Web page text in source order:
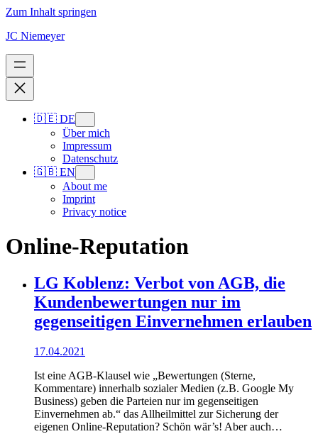
Zum Inhalt springen
JC Niemeyer
🇩🇪 DE
Über mich
Impressum
Datenschutz
🇬🇧 EN
About me
Imprint
Privacy notice
Online-Reputation
LG Koblenz: Verbot von AGB, die
Kundenbewertungen nur im
gegenseitigen Einvernehmen erlauben
17.04.2021
Ist eine AGB-Klausel wie „Bewertungen (Sterne,
Kommentare) innerhalb sozialer Medien (z.B. Google My
Business) geben die Parteien nur im gegenseitigen
Einvernehmen ab.“ das Allheilmittel zur Sicherung der
eigenen Online-Reputation? Schön wär’s! Aber auch…